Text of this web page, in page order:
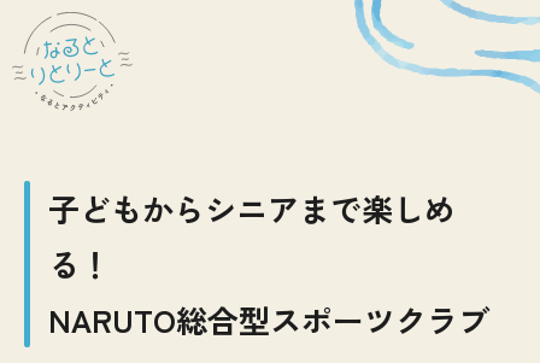
子どもからシニアまで楽しめ
る！
NARUTO総合型スポーツクラブ